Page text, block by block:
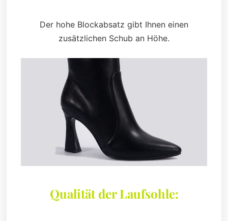
Der hohe Blockabsatz gibt Ihnen einen
zusätzlichen Schub an Höhe.
Qualität der Laufsohle: